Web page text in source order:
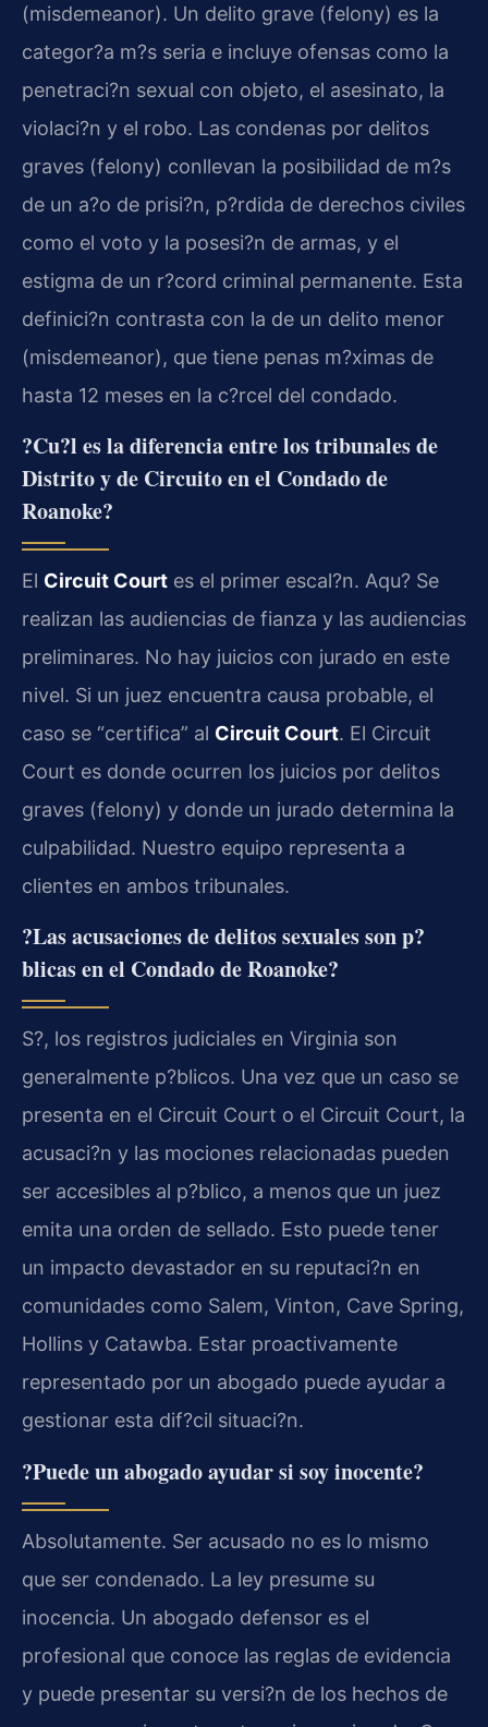
(misdemeanor). Un delito grave (felony) es la
categor?a m?s seria e incluye ofensas como la
penetraci?n sexual con objeto, el asesinato, la
violaci?n y el robo. Las condenas por delitos
graves (felony) conllevan la posibilidad de m?s
de un a?o de prisi?n, p?rdida de derechos civiles
como el voto y la posesi?n de armas, y el
estigma de un r?cord criminal permanente. Esta
definici?n contrasta con la de un delito menor
(misdemeanor), que tiene penas m?ximas de
hasta 12 meses en la c?rcel del condado.
?Cu?l es la diferencia entre los tribunales de
Distrito y de Circuito en el Condado de
Roanoke?
El Circuit Court es el primer escal?n. Aqu? Se
realizan las audiencias de fianza y las audiencias
preliminares. No hay juicios con jurado en este
nivel. Si un juez encuentra causa probable, el
caso se “certifica” al Circuit Court. El Circuit
Court es donde ocurren los juicios por delitos
graves (felony) y donde un jurado determina la
culpabilidad. Nuestro equipo representa a
clientes en ambos tribunales.
?Las acusaciones de delitos sexuales son p?
blicas en el Condado de Roanoke?
S?, los registros judiciales en Virginia son
generalmente p?blicos. Una vez que un caso se
presenta en el Circuit Court o el Circuit Court, la
acusaci?n y las mociones relacionadas pueden
ser accesibles al p?blico, a menos que un juez
emita una orden de sellado. Esto puede tener
un impacto devastador en su reputaci?n en
comunidades como Salem, Vinton, Cave Spring,
Hollins y Catawba. Estar proactivamente
representado por un abogado puede ayudar a
gestionar esta dif?cil situaci?n.
?Puede un abogado ayudar si soy inocente?
Absolutamente. Ser acusado no es lo mismo
que ser condenado. La ley presume su
inocencia. Un abogado defensor es el
profesional que conoce las reglas de evidencia
y puede presentar su versi?n de los hechos de